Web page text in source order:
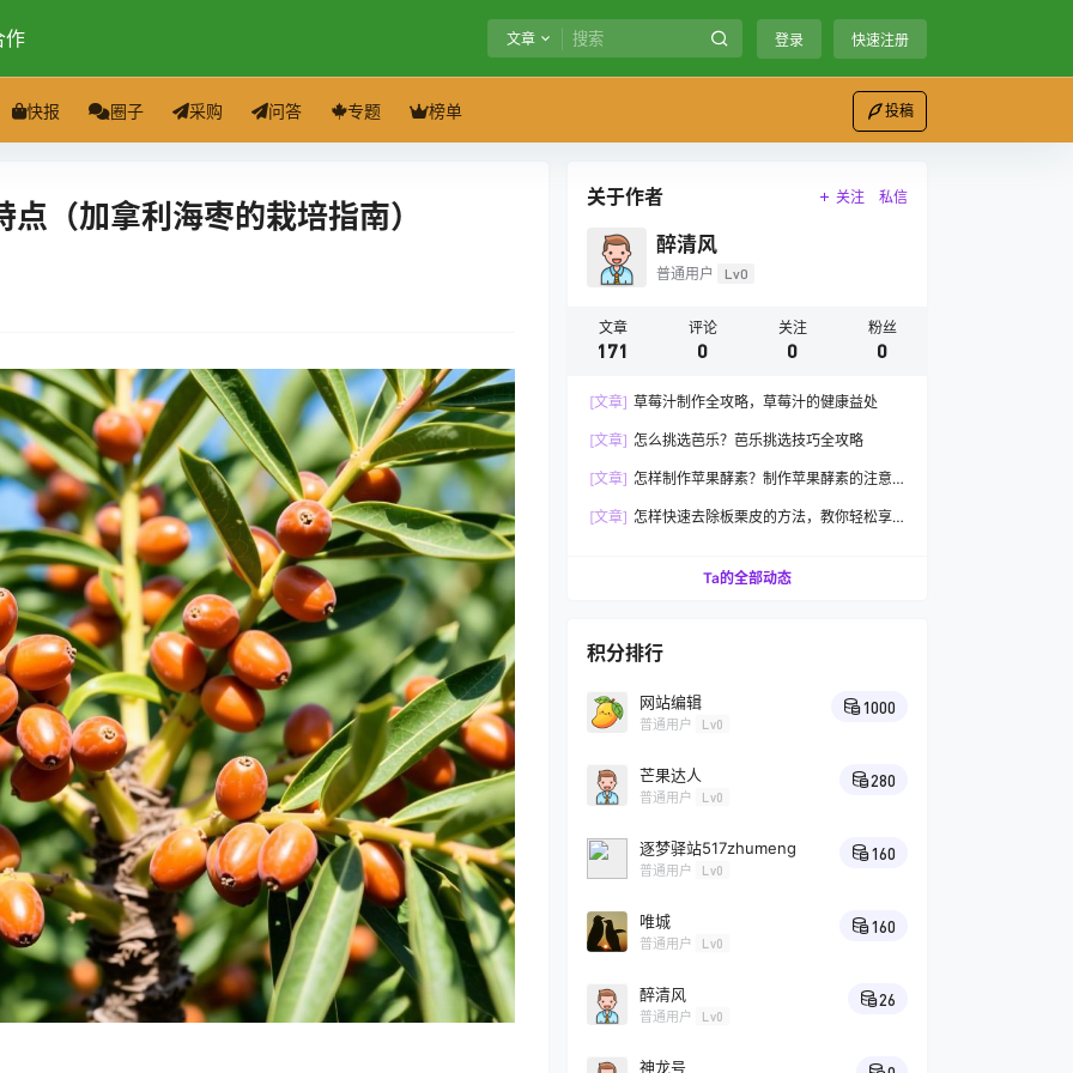
作 文章 登录 快速注册
快报 圈子 采购 问答 专题 榜单 投稿
（加拿利海枣的栽培指南）
关于作者 关注 私信
醉清风
普通用户 Lv0
文章
171
评论
0
关注
0
粉丝
0
[文章] 草莓汁制作全攻略，草莓汁的健康益处
[文章] 怎么挑选芭乐？芭乐挑选技巧全攻略
[文章] 怎样制作苹果酵素？制作苹果酵素的注意
[文章] 怎样快速去除板栗皮的方法，教你轻松享
Ta的全部动态
积分排行
网站编辑
普通用户 Lv0
1000
芒果达人
普通用户 Lv0
280
逐梦驿站517zhumeng
普通用户 Lv0
160
唯城
普通用户 Lv0
160
醉清风
普通用户 Lv0
26
神龙号